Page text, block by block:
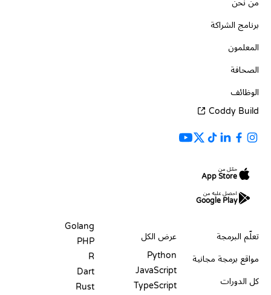
من نحن
برنامج الشراكة
المعلمون
الصحافة
الوظائف
Coddy Build
حمّل من
App Store
احصل عليه من
Google Play
تعلّم البرمجة
مواقع برمجة مجانية
كل الدورات
عرض الكل
Python
JavaScript
TypeScript
Golang
PHP
R
Dart
Rust